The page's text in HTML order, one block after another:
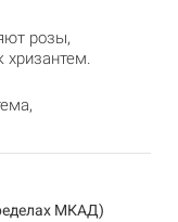
розы,
хризантем.
,
МКАД)